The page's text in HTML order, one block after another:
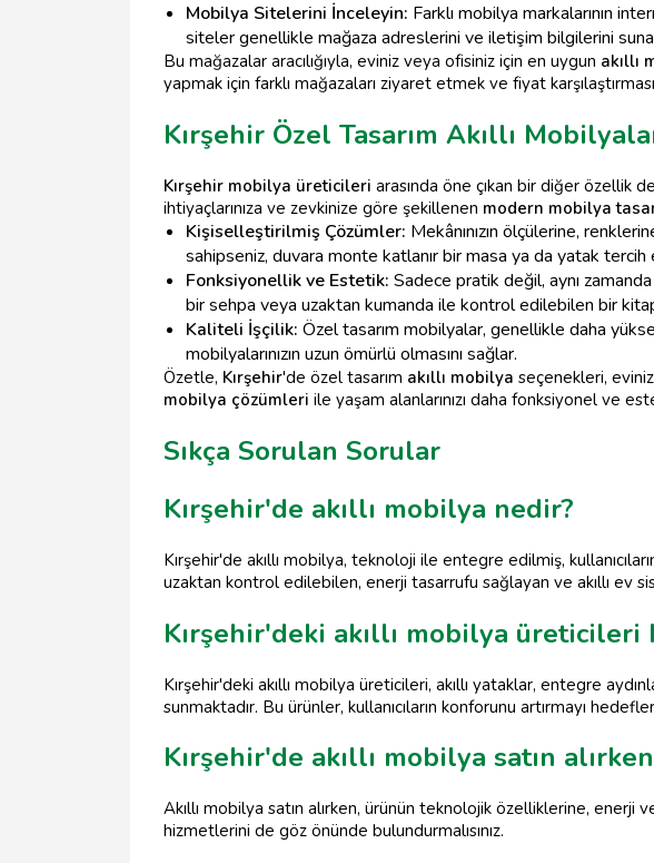
Mobilya Sitelerini İnceleyin: Farklı mobilya markalarının
siteler genellikle mağaza adreslerini ve iletişim bilgilerini
Bu mağazalar aracılığıyla, eviniz veya ofisiniz için en uygun akıllı
yapmak için farklı mağazaları ziyaret etmek ve fiyat
Kırşehir Özel Tasarım Akıllı
Kırşehir mobilya üreticileri arasında öne çıkan bir diğer özellik
ihtiyaçlarınıza ve zevkinize göre şekillenen modern mobilya
Kişiselleştirilmiş Çözümler: Mekânınızın ölçülerine,
sahipseniz, duvara monte katlanır bir masa ya da yatak tercih
Fonksiyonellik ve Estetik: Sadece pratik değil, aynı
bir sehpa veya uzaktan kumanda ile kontrol edilebilen bir
Kaliteli İşçilik: Özel tasarım mobilyalar, genellikle daha
mobilyalarınızın uzun ömürlü olmasını sağlar.
Özetle, Kırşehir'de özel tasarım akıllı mobilya seçenekleri,
mobilya çözümleri ile yaşam alanlarınızı daha fonksiyonel ve
Sıkça Sorulan Sorular
Kırşehir'de akıllı mobilya nedir?
Kırşehir'de akıllı mobilya, teknoloji ile entegre edilmiş,
uzaktan kontrol edilebilen, enerji tasarrufu sağlayan ve akıllı ev
Kırşehir'deki akıllı mobilya
Kırşehir'deki akıllı mobilya üreticileri, akıllı yataklar, entegre
sunmaktadır. Bu ürünler, kullanıcıların konforunu artırmayı
Kırşehir'de akıllı mobilya satın
Akıllı mobilya satın alırken, ürünün teknolojik özelliklerine,
hizmetlerini de göz önünde bulundurmalısınız.